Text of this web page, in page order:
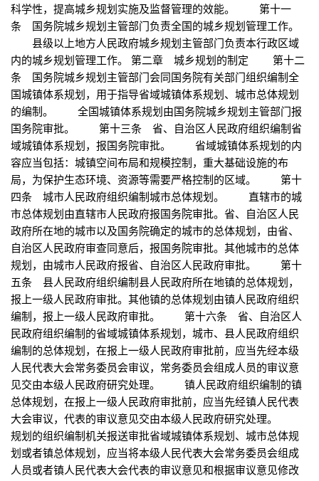
科学性，提高城乡规划实施及监督管理的效能。 第十一
条 国务院城乡规划主管部门负责全国的城乡规划管理工作。
县级以上地方人民政府城乡规划主管部门负责本行政区域
内的城乡规划管理工作。 第二章 城乡规划的制定 第十二
条 国务院城乡规划主管部门会同国务院有关部门组织编制全
国城镇体系规划，用于指导省域城镇体系规划、城市总体规划
的编制。 全国城镇体系规划由国务院城乡规划主管部门报
国务院审批。 第十三条 省、自治区人民政府组织编制省
域城镇体系规划，报国务院审批。 省域城镇体系规划的内
容应当包括：城镇空间布局和规模控制，重大基础设施的布
局，为保护生态环境、资源等需要严格控制的区域。 第十
四条 城市人民政府组织编制城市总体规划。 直辖市的城
市总体规划由直辖市人民政府报国务院审批。省、自治区人民
政府所在地的城市以及国务院确定的城市的总体规划，由省、
自治区人民政府审查同意后，报国务院审批。其他城市的总体
规划，由城市人民政府报省、自治区人民政府审批。 第十
五条 县人民政府组织编制县人民政府所在地镇的总体规划，
报上一级人民政府审批。其他镇的总体规划由镇人民政府组织
编制，报上一级人民政府审批。 第十六条 省、自治区人
民政府组织编制的省域城镇体系规划，城市、县人民政府组织
编制的总体规划，在报上一级人民政府审批前，应当先经本级
人民代表大会常务委员会审议，常务委员会组成人员的审议意
见交由本级人民政府研究处理。 镇人民政府组织编制的镇
总体规划，在报上一级人民政府审批前，应当先经镇人民代表
大会审议，代表的审议意见交由本级人民政府研究处理。
规划的组织编制机关报送审批省域城镇体系规划、城市总体规
划或者镇总体规划，应当将本级人民代表大会常务委员会组成
人员或者镇人民代表大会代表的审议意见和根据审议意见修改